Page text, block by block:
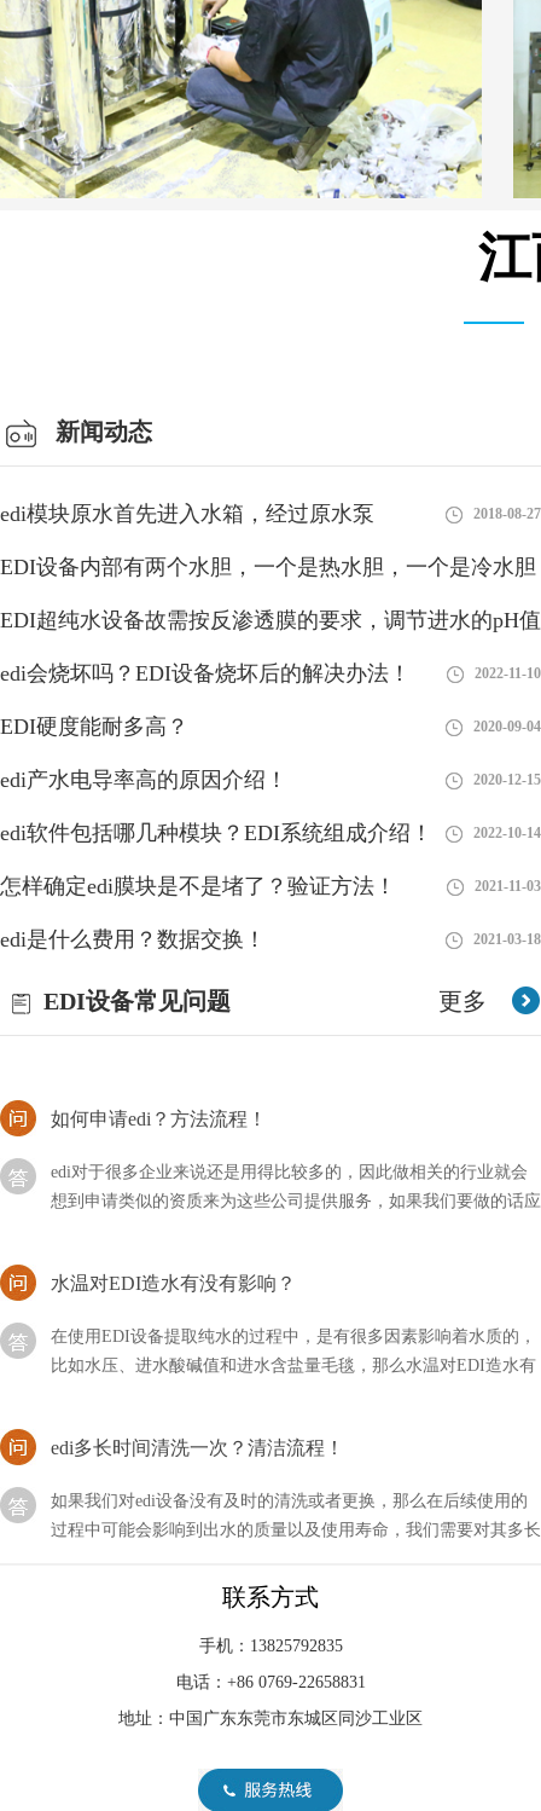
新闻动态
edi模块原水首先进入水箱，经过原水泵 2018-08-27
EDI设备内部有两个水胆，一个是热水胆，一个是冷水胆
2018-08-27
EDI超纯水设备故需按反渗透膜的要求，调节进水的pH值
2018-08-27
edi会烧坏吗？EDI设备烧坏后的解决办法！ 2022-11-10
EDI硬度能耐多高？ 2020-09-04
edi产水电导率高的原因介绍！ 2020-12-15
edi软件包括哪几种模块？EDI系统组成介绍！ 2022-10-14
怎样确定edi膜块是不是堵了？验证方法！ 2021-11-03
edi是什么费用？数据交换！ 2021-03-18
更多
EDI设备常见问题
升。在过去，我们可能只关注水的颜色、味道和透明度等基本特
EDI设备厂家的安全与否，直接关系到人体的健康
水的安全，一系列的水处理设备应运而生，这些设备可以更大程度
上保证用水的安全。还有一些工业用水，为了减少污染
想到申请类似的资质来为这些公司提供服务，如果我们要做的话应
该如何申请EDI？
比如水压、进水酸碱值和进水含盐量毛毯，那么水温对EDI造水有
没有影响呢？
过程中可能会影响到出水的质量以及使用寿命，我们需要对其多长
时间清洗一次？
EDI标准文件咋读？方法分享！
EDI的标准文件我们可能比较怕见到，因为不仅对其不了解，甚至
应该咱读这类文件呢？
随着科技的不断发展与进步，我们的生活方式也在不断改变和提
联系方式
手机：13825792835
电话：+86 0769-22658831
地址：中国广东东莞市东城区同沙工业区